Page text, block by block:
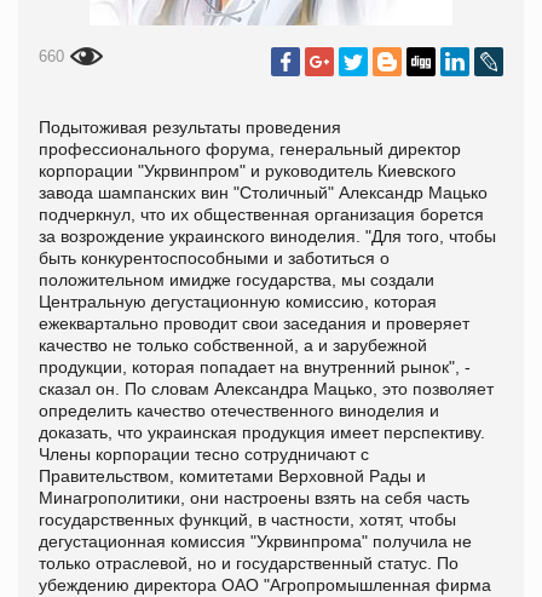
660
Подытоживая результаты проведения
профессионального форума, генеральный директор
корпорации "Укрвинпром" и руководитель Киевского
завода шампанских вин "Столичный" Александр Мацько
подчеркнул, что их общественная организация борется
за возрождение украинского виноделия. "Для того, чтобы
быть конкурентоспособными и заботиться о
положительном имидже государства, мы создали
Центральную дегустационную комиссию, которая
ежеквартально проводит свои заседания и проверяет
качество не только собственной, а и зарубежной
продукции, которая попадает на внутренний рынок", -
сказал он. По словам Александра Мацько, это позволяет
определить качество отечественного виноделия и
доказать, что украинская продукция имеет перспективу.
Члены корпорации тесно сотрудничают с
Правительством, комитетами Верховной Рады и
Минагрополитики, они настроены взять на себя часть
государственных функций, в частности, хотят, чтобы
дегустационная комиссия "Укрвинпрома" получила не
только отраслевой, но и государственный статус. По
убеждению директора ОАО "Агропромышленная фирма